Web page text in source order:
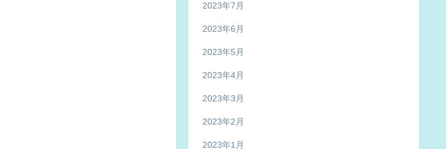
2023年7月
2023年6月
2023年5月
2023年4月
2023年3月
2023年2月
2023年1月